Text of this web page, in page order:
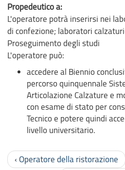
Propedeutico a:
L'operatore potrà inserirsi nei
di confezione; laboratori
Proseguimento degli studi
L'operatore può:
accedere al Biennio
percorso quinquennale
Articolazione Calzature e
con esame di stato per
Tecnico e potere quindi
livello universitario.
‹ Operatore della ristorazione